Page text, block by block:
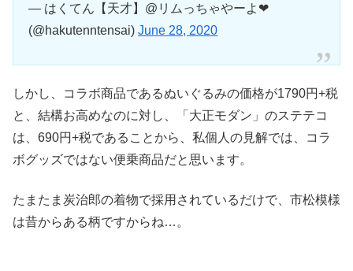
— はくてん【天才】@リムっちゃやーよ❤︎
(@hakutenntensai)June 28, 2020
しかし、コラボ商品であるぬいぐるみの価格が1790円+税
と、結構お高めなのに対し、「大正モダン」のステテコ
は、690円+税であることから、私個人の見解では、コラ
ボグッズではない便乗商品だと思います。
たまたま炭治郎の着物で採用されているだけで、市松模様
は昔からある柄ですからね…。